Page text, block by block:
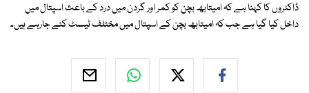
ڈاکٹروں کا کہنا ہے کہ امیتابھ بچن کو کمر اور گردن میں درد کے باعث اسپتال میں
داخل کیا گیا ہے جب کہ امیتابھ بچن کے اسپتال میں مختلف ٹیسٹ کئے جارہے ہیں۔